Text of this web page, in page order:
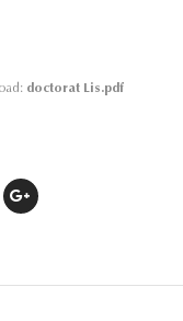
doctorat Lis.pdf